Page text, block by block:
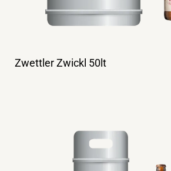
Zwettler Zwickl 50lt